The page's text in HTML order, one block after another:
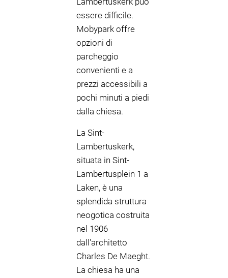
essere difficile.
Mobypark offre
opzioni di
parcheggio
convenienti e a
prezzi accessibili a
pochi minuti a piedi
dalla chiesa.
La Sint-
Lambertuskerk,
situata in Sint-
Lambertusplein 1 a
Laken, è una
splendida struttura
neogotica costruita
nel 1906
dall'architetto
Charles De Maeght.
La chiesa ha una